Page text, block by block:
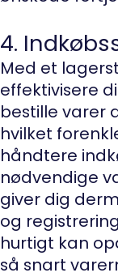
4.
Med et
effektivisere
bestille varer
hvilket
håndtere
nødvendige
giver dig
og
hurtigt kan
så snart